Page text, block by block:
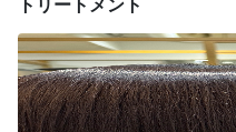
トリートメント